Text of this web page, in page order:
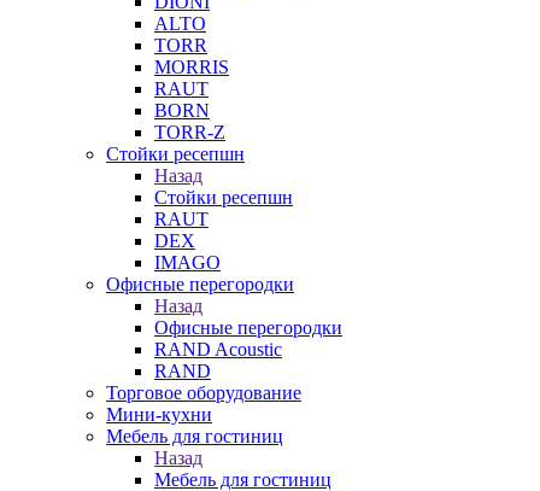
ALTO
TORR
MORRIS
RAUT
BORN
TORR-Z
Стойки ресепшн
Назад
Стойки ресепшн
RAUT
DEX
IMAGO
Офисные перегородки
Назад
Офисные перегородки
RAND Acoustic
RAND
Торговое оборудование
Мини-кухни
Мебель для гостиниц
Назад
Мебель для гостиниц